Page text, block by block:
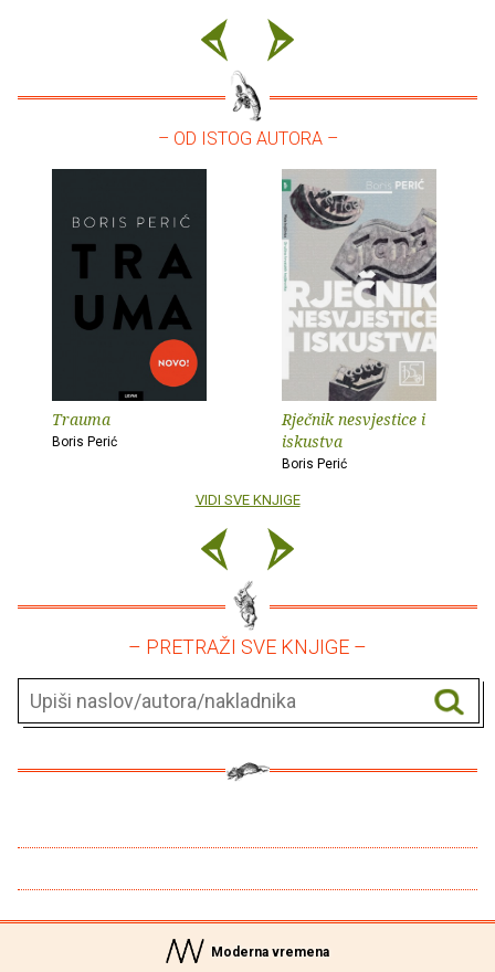
– OD ISTOG AUTORA –
Trauma
Boris Perić
Rječnik nesvjestice i
iskustva
Boris Perić
VIDI SVE KNJIGE
– PRETRAŽI SVE KNJIGE –
Moderna vremena